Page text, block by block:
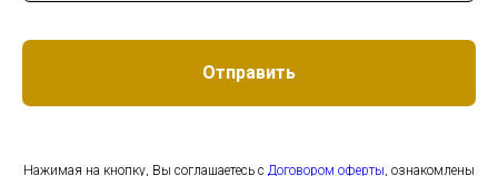
Отправить
Нажимая на кнопку, Вы соглашаетесь с Договором оферты, ознакомлены